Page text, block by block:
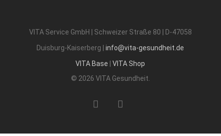
VITA Service GmbH | Schweizer Straße 80 | D-47058
Duisburg-Kaiserberg |info@vita-gesundheit.de
VITA Base |VITA Shop
© 2026 VITA Gesundheit.
phone email